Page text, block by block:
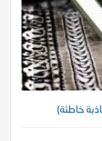
خاطئة)